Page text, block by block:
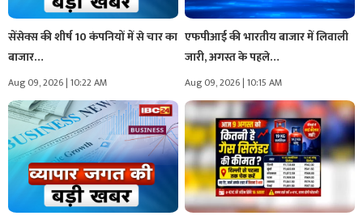
सेंसेक्स की शीर्ष 10 कंपनियों में से चार का
बाजार…
Aug 09, 2026 | 10:22 AM
एफपीआई की भारतीय बाजार में लिवाली
जारी, अगस्त के पहले…
Aug 09, 2026 | 10:15 AM